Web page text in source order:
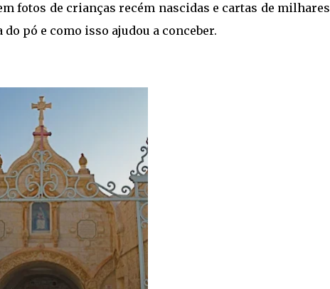
fotos de crianças recém nascidas e cartas de milhares
pó e como isso ajudou a conceber.